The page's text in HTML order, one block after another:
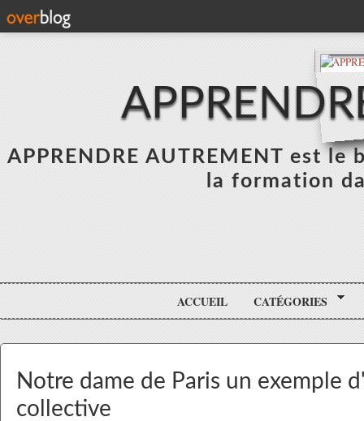
APPRENDRE AUTREMENT est
la formation
ACCUEIL CATÉGORIES
Notre dame de Paris un exemple
collective